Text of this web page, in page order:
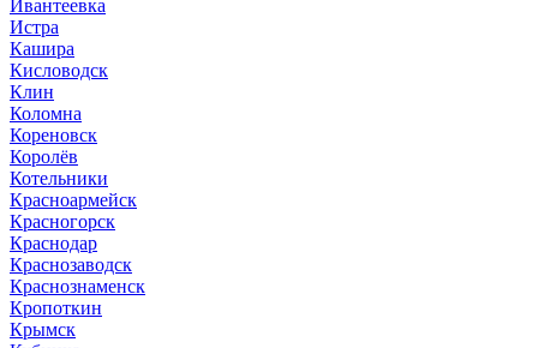
Ивантеевка
Истра
Кашира
Кисловодск
Клин
Коломна
Кореновск
Королёв
Котельники
Красноармейск
Красногорск
Краснодар
Краснозаводск
Краснознаменск
Кропоткин
Крымск